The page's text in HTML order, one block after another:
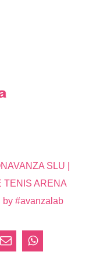
SLU |
TENIS ARENA
by #avanzalab
CorreoWhatsApp